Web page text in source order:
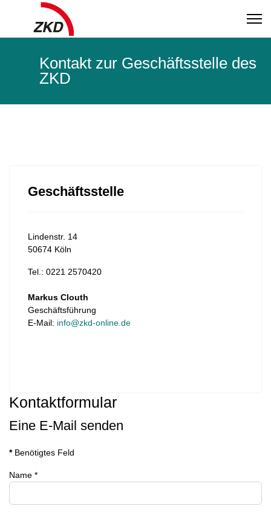
Kontakt zur Geschäftsstelle des
ZKD
Geschäftsstelle
Lindenstr. 14
50674 Köln
Tel.: 0221 2570420
Markus Clouth
Geschäftsführung
E-Mail: info@zkd-online.de
Kontaktformular
Eine E-Mail senden
*Benötigtes Feld
Name *